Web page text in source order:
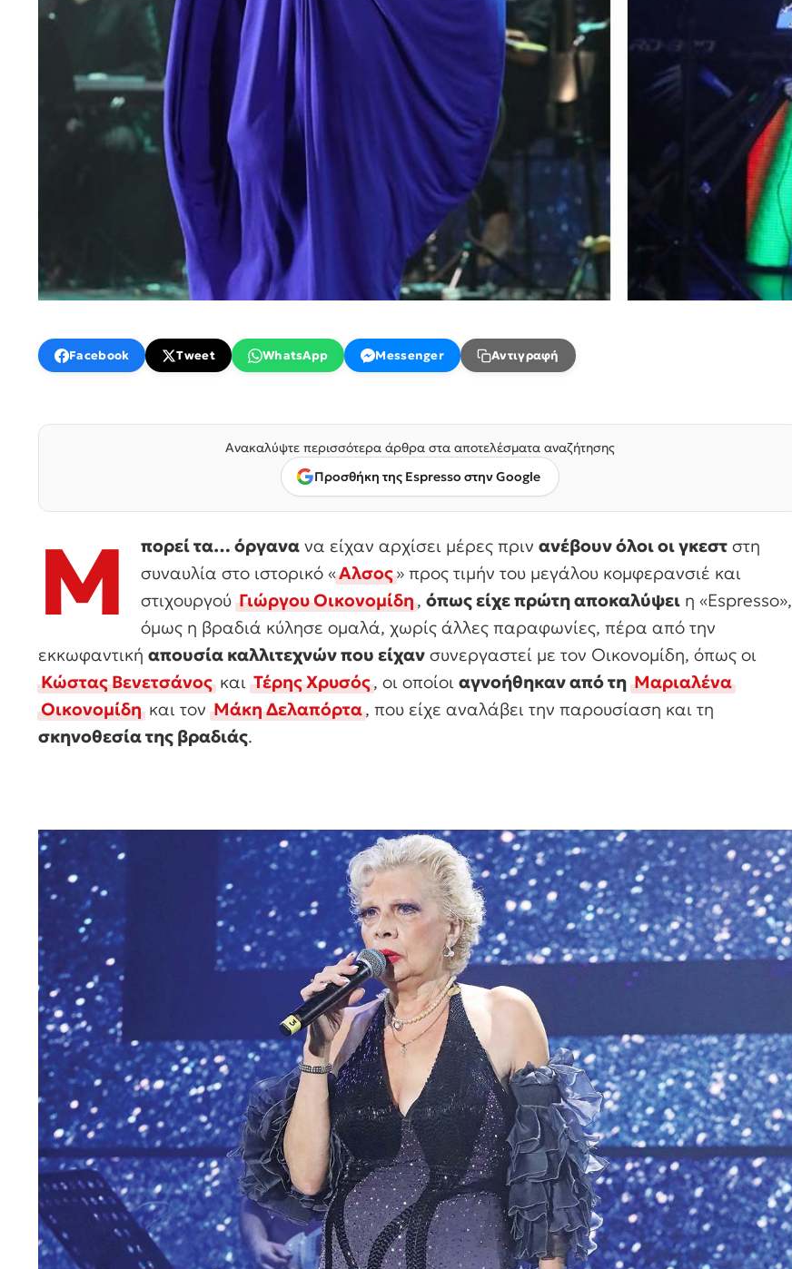
Facebook Tweet WhatsApp Messenger Αντιγραφή
Ανακαλύψτε περισσότερα άρθρα στα αποτελέσματα αναζήτησης
Προσθήκη της Espresso στην Google
Μ πορεί τα… όργανα να είχαν αρχίσει μέρες πριν ανέβουν όλοι οι γκεστ στη
συναυλία στο ιστορικό «Αλσος» προς τιμήν του μεγάλου κομφερανσιέ και
στιχουργούΓιώργου Οικονομίδη, όπως είχε πρώτη αποκαλύψει η «Espresso»,
όμως η βραδιά κύλησε ομαλά, χωρίς άλλες παραφωνίες, πέρα από την
εκκωφαντική απουσία καλλιτεχνών που είχαν συνεργαστεί με τον Οικονομίδη, όπως οι
Κώστας ΒενετσάνοςκαιΤέρης Χρυσός, οι οποίοι αγνοήθηκαν από τη Μαριαλένα
Οικονομίδηκαι τονΜάκη Δελαπόρτα, που είχε αναλάβει την παρουσίαση και τη
σκηνοθεσία της βραδιάς.